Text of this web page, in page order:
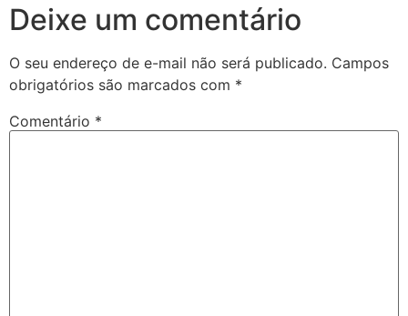
Deixe um comentário
O seu endereço de e-mail não será publicado. Campos
obrigatórios são marcados com *
Comentário *